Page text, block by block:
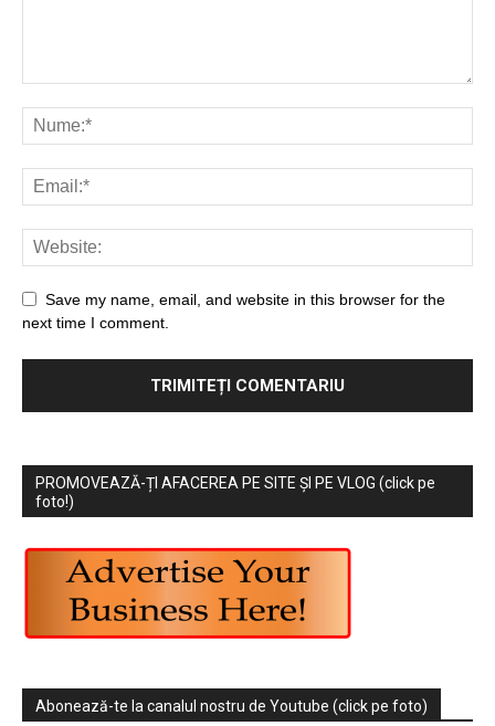
Save my name, email, and website in this browser for the
next time I comment.
PROMOVEAZĂ-ȚI AFACEREA PE SITE ȘI PE VLOG (click pe
foto!)
Abonează-te la canalul nostru de Youtube (click pe foto)